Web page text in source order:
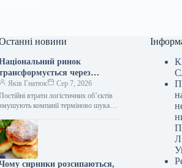
новини
ринок
через
проблеми зі зберіганням: як
реорганізують
транспортні потоки.
Яків Гнатюк
Сер 7, 2026
втрати логістичних об’єктів
компанії терміново шукати
лише частину проблеми:
заново проєктувати
сирники розсипаються,
Л